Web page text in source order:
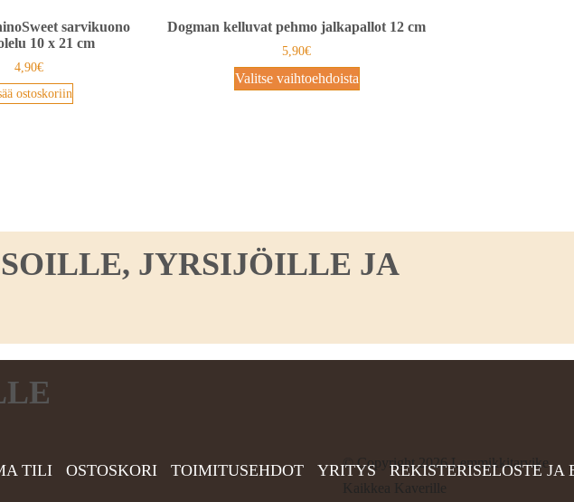
sarvikuono
10 x 21 cm
4,90€
ostoskoriin
Dogman kelluvat pehmo jalkapallot 12 cm
5,90€
Valitse vaihtoehdoista
JYRSIJÖILLE JA
TILI OSTOSKORI TOIMITUSEHDOT YRITYS REKISTERISELOSTE JA
©Copyright 2026 Lemmikkitarvike
Kaikkea Kaverille